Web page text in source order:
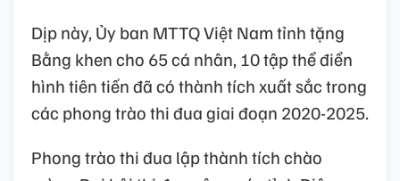
Dịp này, Ủy ban MTTQ Việt Nam tỉnh tặng
Bằng khen cho 65 cá nhân, 10 tập thể điển
hình tiên tiến đã có thành tích xuất sắc trong
các phong trào thi đua giai đoạn 2020-2025.
Phong trào thi đua lập thành tích chào